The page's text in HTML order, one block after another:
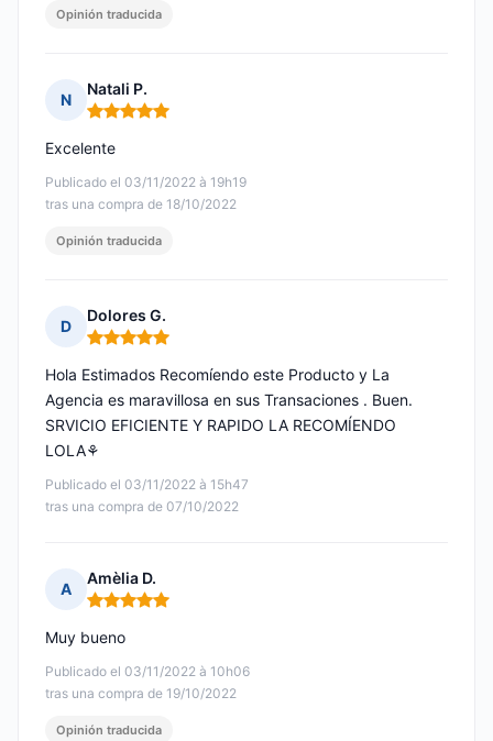
Opinión traducida
N
Natali P.
Nota: 5 de 5
Publicado el 03/11/2022 à 19h19
tras una compra de 18/10/2022
Excelente
Opinión traducida
D
Dolores G.
Nota: 5 de 5
Publicado el 03/11/2022 à 15h47
tras una compra de 07/10/2022
Hola Estimados Recomíendo este Producto y La
Agencia es maravillosa en sus Transaciones . Buen.
SRVICIO EFICIENTE Y RAPIDO LA RECOMÍENDO
LOLA⚘️
A
Amèlia D.
Nota: 5 de 5
Publicado el 03/11/2022 à 10h06
tras una compra de 19/10/2022
Muy bueno
Opinión traducida